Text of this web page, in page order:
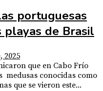
portuguesas
playas de Brasil
2025
que en Cabo Frío
medusas conocidas como
que se vieron este...